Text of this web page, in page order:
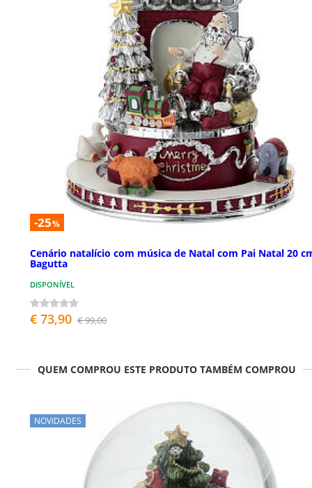
-25%
Cenário natalício com música de Natal com Pai Natal 20
Bagutta
DISPONÍVEL
€ 73,90 € 99,00
QUEM COMPROU ESTE PRODUTO TAMBÉM COMPROU
NOVIDADES